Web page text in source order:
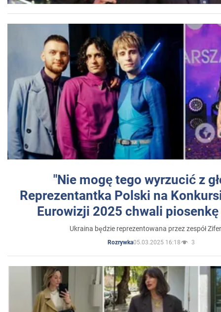
"Nie mogę tego wyrzucić z
Reprezentantka Polski na
Eurowizji 2025 chwali
Ukraina będzie reprezentowana przez zespół
Rozrywka05.03.2025 16:18 3